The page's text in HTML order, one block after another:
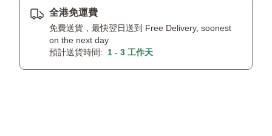
全港免運費
免費送貨，最快翌日送到 Free Delivery, soonest
on the next day
預計送貨時間: 1 - 3 工作天